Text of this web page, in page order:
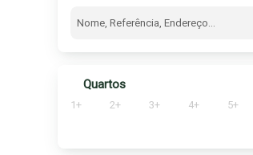
Alto da Boa Vista (1)
Quartos
1+ 2+ 3+ 4+ 5+